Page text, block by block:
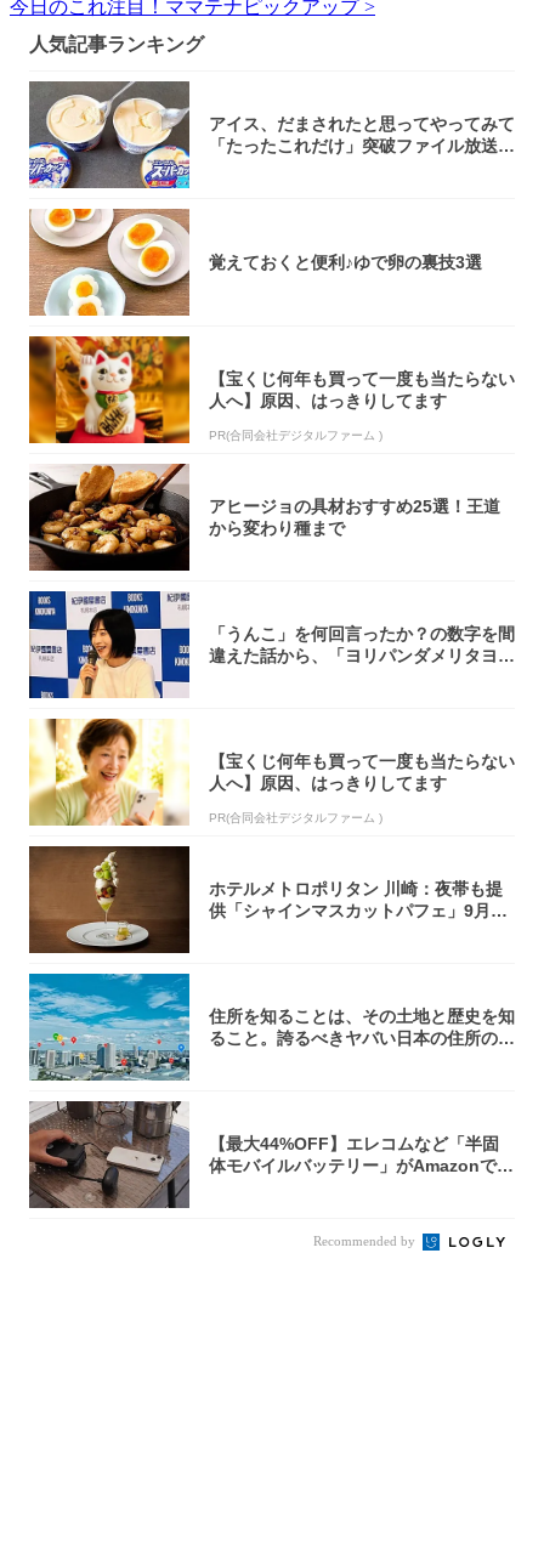
今日のこれ注目！ママテナピックアップ >
人気記事ランキング
アイス、だまされたと思ってやってみて
「たったこれだけ」突破ファイル放送で
覚えておくと便利♪ゆで卵の裏技3選
【宝くじ何年も買って一度も当たらない
人へ】原因、はっきりしてます
PR(合同会社デジタルファーム )
アヒージョの具材おすすめ25選！王道
から変わり種まで
「うんこ」を何回言ったか？の数字を間
違えた話から、「ヨリパンダメリタヨコ
【宝くじ何年も買って一度も当たらない
人へ】原因、はっきりしてます
PR(合同会社デジタルファーム )
ホテルメトロポリタン 川崎：夜帯も提
供「シャインマスカットパフェ」9月1
住所を知ることは、その土地と歴史を知
ること。誇るべきヤバい日本の住所の世
【最大44%OFF】エレコムなど「半固
体モバイルバッテリー」がAmazonで安
Recommended by